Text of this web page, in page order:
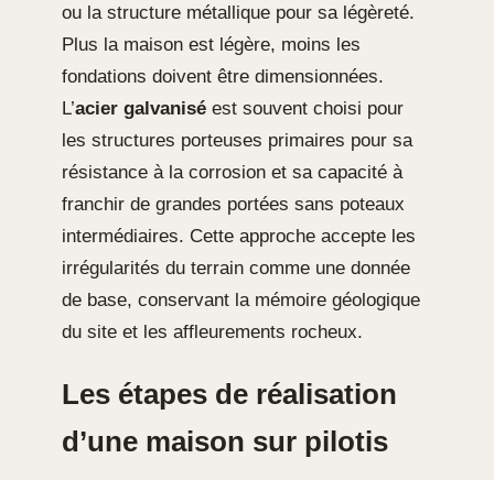
ou la structure métallique pour sa légèreté.
Plus la maison est légère, moins les
fondations doivent être dimensionnées.
L’acier galvanisé est souvent choisi pour
les structures porteuses primaires pour sa
résistance à la corrosion et sa capacité à
franchir de grandes portées sans poteaux
intermédiaires. Cette approche accepte les
irrégularités du terrain comme une donnée
de base, conservant la mémoire géologique
du site et les affleurements rocheux.
Les étapes de réalisation
d’une maison sur pilotis